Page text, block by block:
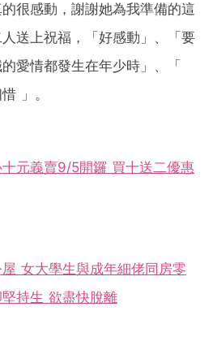
很感動，謝謝她為我準備的這
送上祝福，「好感動」、「要
愛情都發生在年少時」、「
」。
十元義賣9/5開鑼 買十送二優惠
屋 女大學生與成年細佬同房零
持生 欲盡快脫離